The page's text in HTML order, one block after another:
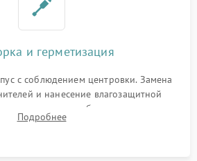
и герметизация
с соблюдением центровки. Замена
и нанесение влагозащитной
внутреннего объема прицела
предотвращения запотевания оптики
Подробнее